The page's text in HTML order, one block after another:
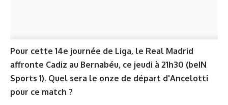
Pour cette 14e journée de Liga, le Real Madrid
affronte Cadiz au Bernabéu, ce jeudi à 21h30 (beIN
Sports 1). Quel sera le onze de départ d'Ancelotti
pour ce match ?